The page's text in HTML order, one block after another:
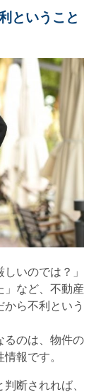
ということ
いのでは？」
」など、不動産
ら不利という
るのは、物件の
報です。
断されれば、